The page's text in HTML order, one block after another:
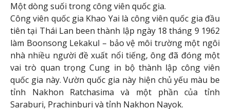
Một dòng suối trong công viên quốc gia.
Công viên quốc gia Khao Yai là công viên quốc gia đầu
tiên tại Thái Lan been thành lập ngày 18 tháng 9 1962
làm Boonsong Lekakul – bảo vệ môi trường một ngôi
nhà nhiều người đề xuất nổi tiếng, ông đã đóng một
vai trò quan trọng Cung in bộ thành lập công viên
quốc gia này. Vườn quốc gia này hiện chủ yếu màu be
tỉnh Nakhon Ratchasima và một phần của tỉnh
Saraburi, Prachinburi và tỉnh Nakhon Nayok.